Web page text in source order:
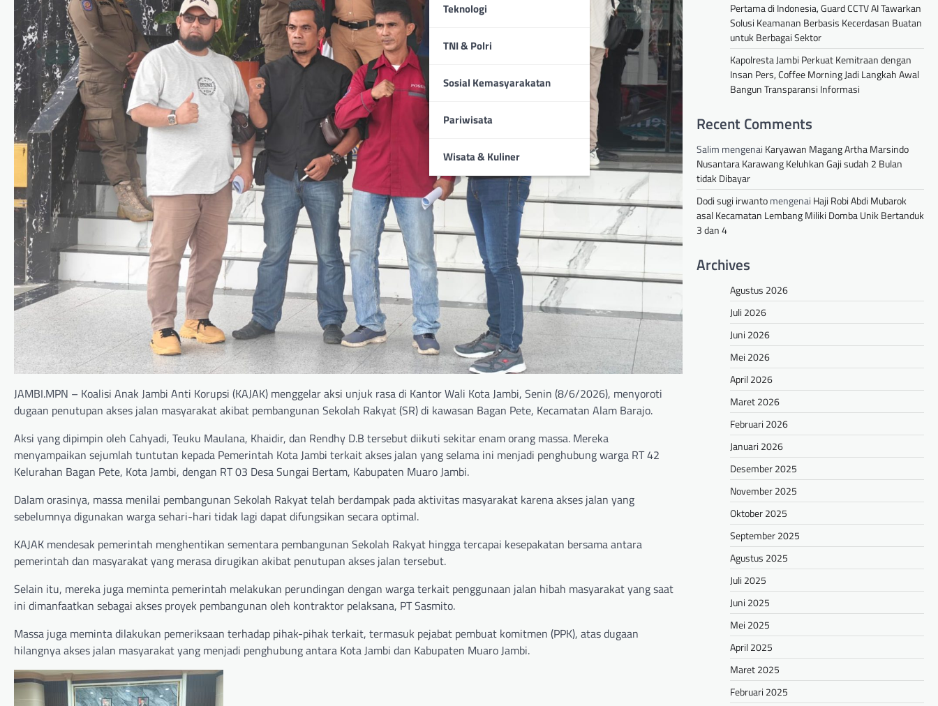
Teknologi
TNI & Polri
Sosial Kemasyarakatan
Pariwisata
Wisata & Kuliner
JAMBI.MPN – Koalisi Anak Jambi Anti Korupsi (KAJAK) menggelar aksi unjuk rasa di Kantor Wali Kota Jambi, Senin (8/6/2026), menyoroti
dugaan penutupan akses jalan masyarakat akibat pembangunan Sekolah Rakyat (SR) di kawasan Bagan Pete, Kecamatan Alam Barajo.
Aksi yang dipimpin oleh Cahyadi, Teuku Maulana, Khaidir, dan Rendhy D.B tersebut diikuti sekitar enam orang massa. Mereka
menyampaikan sejumlah tuntutan kepada Pemerintah Kota Jambi terkait akses jalan yang selama ini menjadi penghubung warga RT 42
Kelurahan Bagan Pete, Kota Jambi, dengan RT 03 Desa Sungai Bertam, Kabupaten Muaro Jambi.
Dalam orasinya, massa menilai pembangunan Sekolah Rakyat telah berdampak pada aktivitas masyarakat karena akses jalan yang
sebelumnya digunakan warga sehari-hari tidak lagi dapat difungsikan secara optimal.
KAJAK mendesak pemerintah menghentikan sementara pembangunan Sekolah Rakyat hingga tercapai kesepakatan bersama antara
pemerintah dan masyarakat yang merasa dirugikan akibat penutupan akses jalan tersebut.
Selain itu, mereka juga meminta pemerintah melakukan perundingan dengan warga terkait penggunaan jalan hibah masyarakat yang saat
ini dimanfaatkan sebagai akses proyek pembangunan oleh kontraktor pelaksana, PT Sasmito.
Massa juga meminta dilakukan pemeriksaan terhadap pihak-pihak terkait, termasuk pejabat pembuat komitmen (PPK), atas dugaan
hilangnya akses jalan masyarakat yang menjadi penghubung antara Kota Jambi dan Kabupaten Muaro Jambi.
Pertama di Indonesia, Guard CCTV AI Tawarkan
Solusi Keamanan Berbasis Kecerdasan Buatan
untuk Berbagai Sektor
Kapolresta Jambi Perkuat Kemitraan dengan
Insan Pers, Coffee Morning Jadi Langkah Awal
Bangun Transparansi Informasi
Recent Comments
Salim mengenai Karyawan Magang Artha Marsindo
Nusantara Karawang Keluhkan Gaji sudah 2 Bulan
tidak Dibayar
Dodi sugi irwantomengenai Haji Robi Abdi Mubarok
asal Kecamatan Lembang Miliki Domba Unik Bertanduk
3 dan 4
Archives
Agustus 2026
Juli 2026
Juni 2026
Mei 2026
April 2026
Maret 2026
Februari 2026
Januari 2026
Desember 2025
November 2025
Oktober 2025
September 2025
Agustus 2025
Juli 2025
Juni 2025
Mei 2025
April 2025
Maret 2025
Februari 2025